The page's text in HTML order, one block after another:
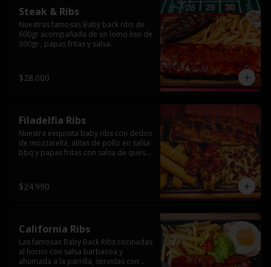
Steak & Ribs
Nuestras famosas Baby back ribs de
600gr acompañada de un lomo liso de
300gr , papas fritas y salsa.
$28.000
Filadelfia Ribs
Nuestra exquisita baby ribs con dedos
de mozzarella, alitas de pollo en salsa
bbq y papas fritas con salsa de queso
$24.990
California Ribs
Las famosas Baby Back Ribs cocinadas
al horno con salsa barbacoa y
ahumada a la parrilla, servidas con